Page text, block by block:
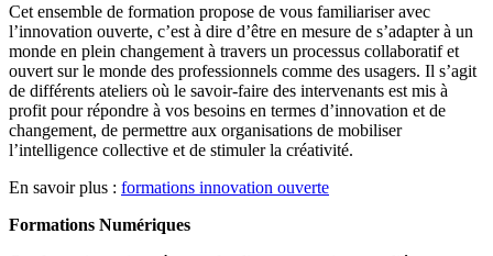
Cet ensemble de formation propose de vous familiariser avec
l’innovation ouverte, c’est à dire d’être en mesure de s’adapter à un
monde en plein changement à travers un processus collaboratif et
ouvert sur le monde des professionnels comme des usagers. Il s’agit
de différents ateliers où le savoir-faire des intervenants est mis à
profit pour répondre à vos besoins en termes d’innovation et de
changement, de permettre aux organisations de mobiliser
l’intelligence collective et de stimuler la créativité.
En savoir plus : formations innovation ouverte
Formations Numériques